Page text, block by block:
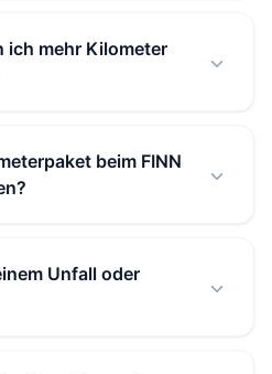
ich mehr Kilometer
beim FINN
Unfall oder